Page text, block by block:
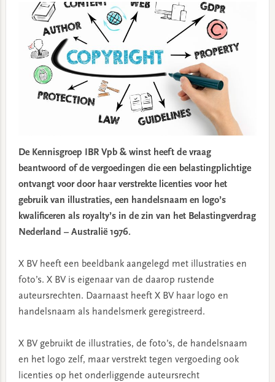
De Kennisgroep IBR Vpb & winst heeft de vraag
beantwoord of de vergoedingen die een belastingplichtige
ontvangt voor door haar verstrekte licenties voor het
gebruik van illustraties, een handelsnaam en logo’s
kwalificeren als royalty’s in de zin van het Belastingverdrag
Nederland – Australië 1976.
X BV heeft een beeldbank aangelegd met illustraties en
foto’s. X BV is eigenaar van de daarop rustende
auteursrechten. Daarnaast heeft X BV haar logo en
handelsnaam als handelsmerk geregistreerd.
X BV gebruikt de illustraties, de foto’s, de handelsnaam
en het logo zelf, maar verstrekt tegen vergoeding ook
licenties op het onderliggende auteursrecht